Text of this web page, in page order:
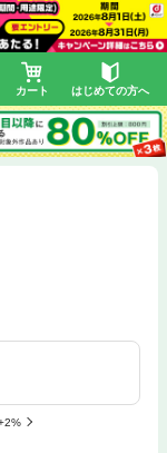
カート はじめての方へ